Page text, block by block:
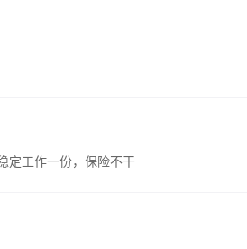
定工作一份，保险不干